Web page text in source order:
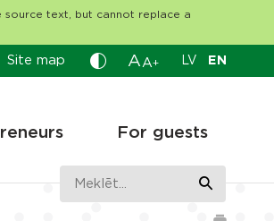
source text, but cannot replace a
Site map A A+ LV EN
For guests